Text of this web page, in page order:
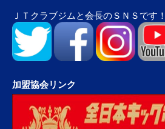
ＪＴクラブジムと会長のＳＮＳです！
加盟協会リンク